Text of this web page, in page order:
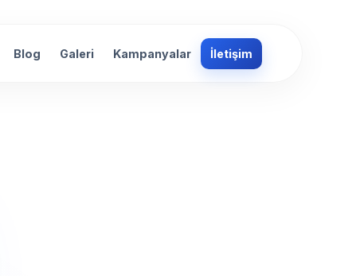
Blog Galeri Kampanyalar İletişim